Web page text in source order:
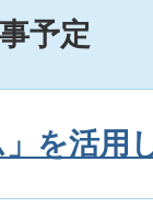
予定
」を活用